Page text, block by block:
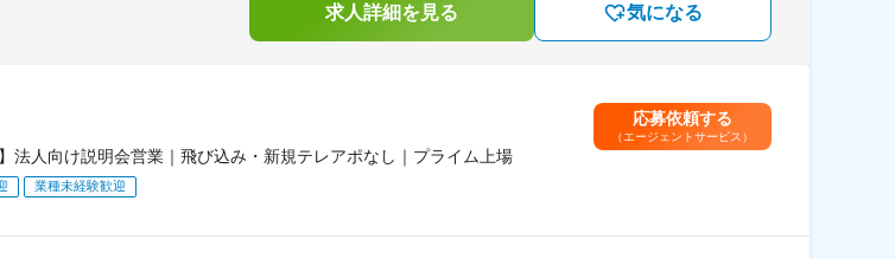
求人詳細を見る 気になる
法人向け説明会営業｜飛び込み・新規テレアポなし｜プライム上場
業種未経験歓迎
応募依頼する
（エージェントサービス）